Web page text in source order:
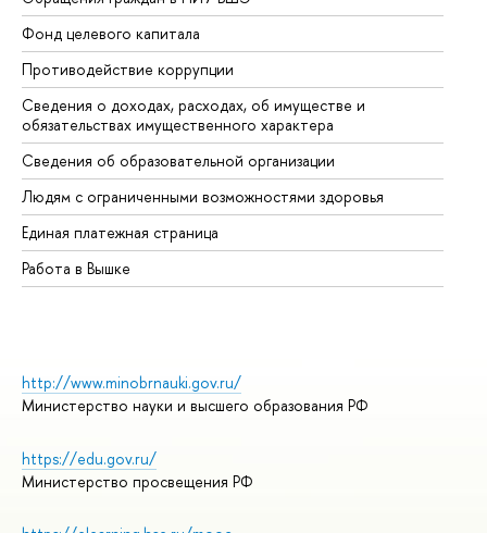
Фонд целевого капитала
Противодействие коррупции
Сведения о доходах, расходах, об имуществе и
обязательствах имущественного характера
Сведения об образовательной организации
Людям с ограниченными возможностями здоровья
Единая платежная страница
Работа в Вышке
http://www.minobrnauki.gov.ru/
Министерство науки и высшего образования РФ
https://edu.gov.ru/
Министерство просвещения РФ